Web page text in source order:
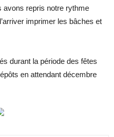
avons repris notre rythme
imprimer les bâches et
durant la période des fêtes
en attendant décembre